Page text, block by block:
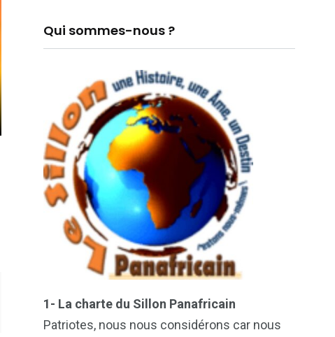
Qui sommes-nous ?
1- La charte du Sillon Panafricain
Patriotes, nous nous considérons car nous